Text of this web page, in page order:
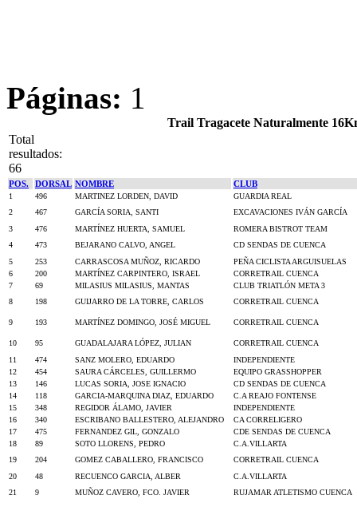
Páginas: 1
Trail Tragacete Naturalmente
Total
resultados:
66
POS. DORSAL NOMBRE CLUB
1 496 MARTINEZ LORDEN, DAVID
GUARDIA REAL
2
467 GARCÍA SORIA, SANTI
EXCAVACIONES IVÁN GARCÍA
3
476 MARTÍNEZ HUERTA, SAMUEL
ROMERA BISTROT TEAM
4
473 BEJARANO CALVO, ANGEL
CD SENDAS DE CUENCA
5
253 CARRASCOSA MUÑOZ, RICARDO
PEÑA CICLISTA ARGUISUELAS
6
200 MARTÍNEZ CARPINTERO, ISRAEL
CORRETRAIL CUENCA
7
69 MILASIUS MILASIUS, MANTAS
CLUB TRIATLÓN META 3
8
198 GUIJARRO DE LA TORRE, CARLOS CORRETRAIL CUENCA
9 193 MARTÍNEZ DOMINGO, JOSÉ MIGUEL CORRETRAIL CUENCA
10 95 GUADALAJARA LÓPEZ, JULIAN
CORRETRAIL CUENCA
11
474 SANZ MOLERO, EDUARDO
INDEPENDIENTE
12
454 SAURA CÁRCELES, GUILLERMO
EQUIPO GRASSHOPPER
13
146 LUCAS SORIA, JOSE IGNACIO
CD SENDAS DE CUENCA
14
118 GARCIA-MARQUINA DIAZ, EDUARDO
C.A REAJO FONTENSE
15
348 REGIDOR ÁLAMO, JAVIER
INDEPENDIENTE
16
340 ESCRIBANO BALLESTERO, ALEJANDRO
CA CORRELIGERO
17
475 FERNANDEZ GIL, GONZALO
CDE SENDAS DE CUENCA
18
89 SOTO LLORENS, PEDRO
C.A.VILLARTA
19
204 GOMEZ CABALLERO, FRANCISCO
CORRETRAIL CUENCA
20
48 RECUENCO GARCIA, ALBER
C.A.VILLARTA
21
9 MUÑOZ CAVERO, FCO. JAVIER RUJAMAR ATLETISMO CUENCA